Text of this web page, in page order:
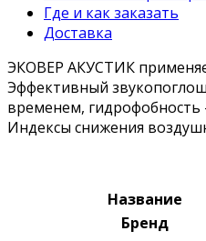
Где и как заказать
Доставка
ЭКОВЕР АКУСТИК
Эффективный
временем,
Индексы снижения
Название
Бренд